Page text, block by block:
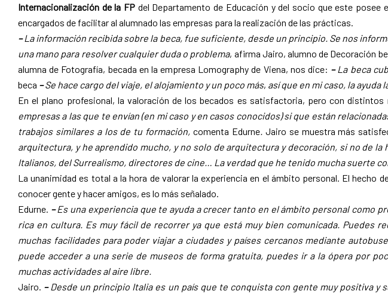
Internacionalización de la FP del Departamento de Educación y del socio que este
encargados de facilitar al alumnado las empresas para la realización de las prácticas.
– La información recibida sobre la beca, fue suficiente, desde un principio. Se nos
una mano para resolver cualquier duda o problema, afirma Jairo, alumno de Decoración
alumna de Fotografía, becada en la empresa Lomography de Viena, nos dice: –La beca
beca –Se hace cargo del viaje, el alojamiento y un poco más, así que en mi caso, la ayuda
En el plano profesional, la valoración de los becados es satisfactoria, pero con distintos
empresas a las que te envían (en mi caso y en casos conocidos) si que están
trabajos similares a los de tu formación,comenta Edurne. Jairo se muestra más
arquitectura, y he aprendido mucho, y no solo de arquitectura y decoración, si no de
Italianos, del Surrealismo, directores de cine… La verdad que he tenido mucha suerte
La unanimidad es total a la hora de valorar la experiencia en el ámbito personal. El hecho
conocer gente y hacer amigos, es lo más señalado.
Edurne. –Es una experiencia que te ayuda a crecer tanto en el ámbito personal como
rica en cultura. Es muy fácil de recorrer ya que está muy bien comunicada. Puedes
muchas facilidades para poder viajar a ciudades y países cercanos mediante
puede acceder a una serie de museos de forma gratuita, puedes ir a la ópera por
muchas actividades al aire libre.
Jairo. – Desde un principio Italia es un país que te conquista con gente muy positiva y